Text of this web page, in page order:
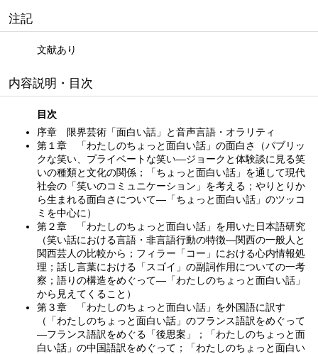
注記
文献あり
内容説明・目次
目次
序章 限界芸術「面白い話」と音声言語・オラリティ
第１章 「わたしのちょっと面白い話」の面白さ（パブリッ
クな笑い、プライベートな笑い—ジョークと体験談に見る笑
いの種類と文化の関係；「ちょっと面白い話」を通して現代
社会の「笑いのコミュニケーション」を考える；やりとりか
ら生まれる面白さについて—「ちょっと面白い話」のツッコ
ミを中心に）
第２章 「わたしのちょっと面白い話」を用いた日本語研究
（笑い話における言語・非言語行動の特徴—関西の一般人と
関西芸人の比較から；フィラー「コー」における心内情報処
理；話し言葉における「スゴイ」の副詞作用についての一考
察；語りの構造をめぐって—「わたしのちょっと面白い話」
から見えてくること）
第３章 「わたしのちょっと面白い話」を外国語に訳す
（「わたしのちょっと面白い話」のフランス語訳をめぐって
—フランス語訳をめぐる「後思案」；「わたしのちょっと面
白い話」の中国語訳をめぐって；「わたしのちょっと面白い